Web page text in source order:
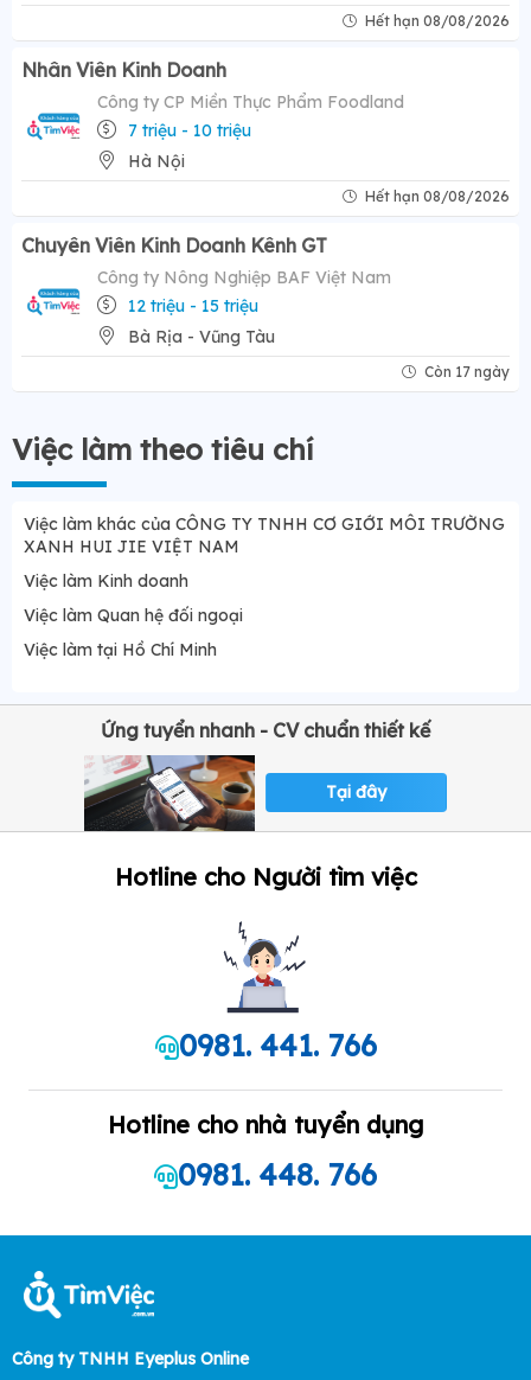
Hết hạn 08/08/2026
Nhân Viên Kinh Doanh
Công ty CP Miền Thực Phẩm Foodland
7 triệu - 10 triệu
Hà Nội
Hết hạn 08/08/2026
Chuyên Viên Kinh Doanh Kênh GT
Công ty Nông Nghiệp BAF Việt Nam
12 triệu - 15 triệu
Bà Rịa - Vũng Tàu
Còn 17 ngày
Việc làm theo tiêu chí
Việc làm khác của CÔNG TY TNHH CƠ GIỚI MÔI TRƯỜNG
XANH HUI JIE VIỆT NAM
Việc làm Kinh doanh
Việc làm Quan hệ đối ngoại
Việc làm tại Hồ Chí Minh
Ứng tuyển nhanh - CV chuẩn thiết kế
Tại đây
Hotline cho Người tìm việc
0981. 441. 766
Hotline cho nhà tuyển dụng
0981. 448. 766
Công ty TNHH Eyeplus Online